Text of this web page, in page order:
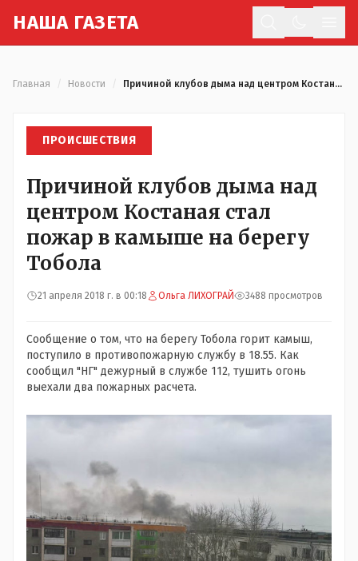
НАША ГАЗЕТА
Главная Новости Причиной клубов дыма над центром Костаная стал пожар в камыше на берегу Тобола
ПРОИСШЕСТВИЯ
Причиной клубов дыма над
центром Костаная стал
пожар в камыше на берегу
Тобола
21 апреля 2018 г. в 00:18 Ольга ЛИХОГРАЙ 3488 просмотров
Сообщение о том, что на берегу Тобола горит камыш,
поступило в противопожарную службу в 18.55. Как
сообщил "НГ" дежурный в службе 112, тушить огонь
выехали два пожарных расчета.